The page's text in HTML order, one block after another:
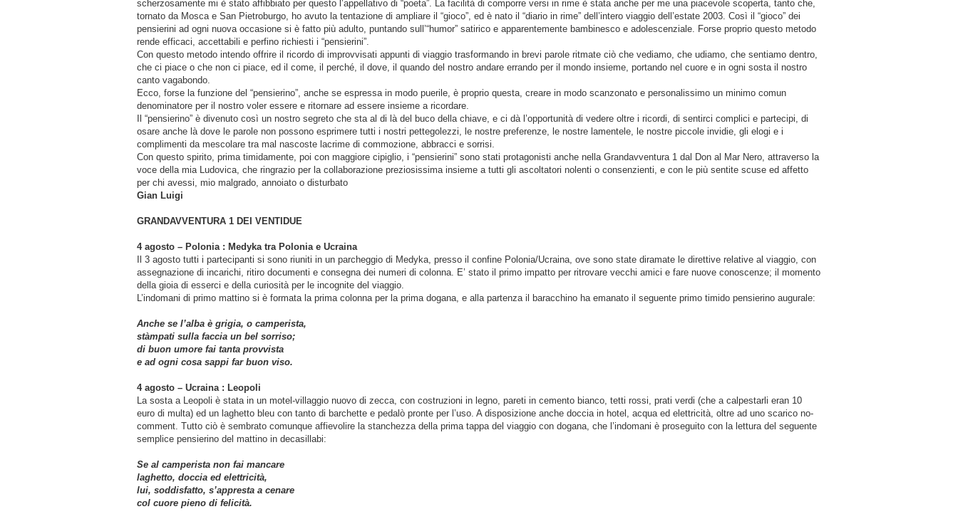
scherzosamente mi è stato affibbiato per questo l’appellativo di “poeta”. La facilità di comporre versi in rime è stata anche per me una piacevole scoperta, tanto che,
tornato da Mosca e San Pietroburgo, ho avuto la tentazione di ampliare il “gioco”, ed è nato il “diario in rime” dell’intero viaggio dell’estate 2003. Così il “gioco” dei
pensierini ad ogni nuova occasione si è fatto più adulto, puntando sull’“humor” satirico e apparentemente bambinesco e adolescenziale. Forse proprio questo metodo
rende efficaci, accettabili e perfino richiesti i “pensierini”.
Con questo metodo intendo offrire il ricordo di improvvisati appunti di viaggio trasformando in brevi parole ritmate ciò che vediamo, che udiamo, che sentiamo dentro,
che ci piace o che non ci piace, ed il come, il perché, il dove, il quando del nostro andare errando per il mondo insieme, portando nel cuore e in ogni sosta il nostro
canto vagabondo.
Ecco, forse la funzione del “pensierino”, anche se espressa in modo puerile, è proprio questa, creare in modo scanzonato e personalissimo un minimo comun
denominatore per il nostro voler essere e ritornare ad essere insieme a ricordare.
Il “pensierino” è divenuto così un nostro segreto che sta al di là del buco della chiave, e ci dà l’opportunità di vedere oltre i ricordi, di sentirci complici e partecipi, di
osare anche là dove le parole non possono esprimere tutti i nostri pettegolezzi, le nostre preferenze, le nostre lamentele, le nostre piccole invidie, gli elogi e i
complimenti da mescolare tra mal nascoste lacrime di commozione, abbracci e sorrisi.
Con questo spirito, prima timidamente, poi con maggiore cipiglio, i “pensierini” sono stati protagonisti anche nella Grandavventura 1 dal Don al Mar Nero, attraverso la
voce della mia Ludovica, che ringrazio per la collaborazione preziosissima insieme a tutti gli ascoltatori nolenti o consenzienti, e con le più sentite scuse ed affetto
per chi avessi, mio malgrado, annoiato o disturbato
Gian Luigi
GRANDAVVENTURA 1 DEI VENTIDUE
4 agosto – Polonia : Medyka tra Polonia e Ucraina
Il 3 agosto tutti i partecipanti si sono riuniti in un parcheggio di Medyka, presso il confine Polonia/Ucraina, ove sono state diramate le direttive relative al viaggio, con
assegnazione di incarichi, ritiro documenti e consegna dei numeri di colonna. E’ stato il primo impatto per ritrovare vecchi amici e fare nuove conoscenze; il momento
della gioia di esserci e della curiosità per le incognite del viaggio.
L’indomani di primo mattino si è formata la prima colonna per la prima dogana, e alla partenza il baracchino ha emanato il seguente primo timido pensierino augurale:
Anche se l’alba è grigia, o camperista,
stàmpati sulla faccia un bel sorriso;
di buon umore fai tanta provvista
e ad ogni cosa sappi far buon viso.
4 agosto – Ucraina : Leopoli
La sosta a Leopoli è stata in un motel-villaggio nuovo di zecca, con costruzioni in legno, pareti in cemento bianco, tetti rossi, prati verdi (che a calpestarli eran 10
euro di multa) ed un laghetto bleu con tanto di barchette e pedalò pronte per l’uso. A disposizione anche doccia in hotel, acqua ed elettricità, oltre ad uno scarico no-
comment. Tutto ciò è sembrato comunque affievolire la stanchezza della prima tappa del viaggio con dogana, che l’indomani è proseguito con la lettura del seguente
semplice pensierino del mattino in decasillabi:
Se al camperista non fai mancare
laghetto, doccia ed elettricità,
lui, soddisfatto, s’appresta a cenare
col cuore pieno di felicità.